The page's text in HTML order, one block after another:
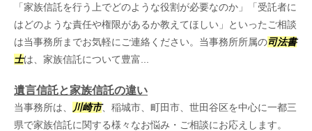
「家族信託を行う上でどのような役割が必要なのか」「受託者に
はどのような責任や権限があるか教えてほしい」といったご相談
は当事務所までお気軽にご連絡ください。当事務所所属の司法書
士は、家族信託について豊富...
遺言信託と家族信託の違い
当事務所は、 川崎市、稲城市、町田市、世田谷区を中心に一都三
県で家族信託に関する様々なお悩み・ご相談にお応えします。